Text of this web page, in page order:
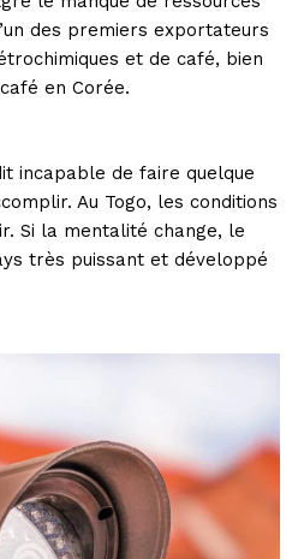
des premiers exportateurs
et de café, bien
en Corée.
incapable de faire quelque
Au Togo, les conditions
Si la mentalité change, le
très puissant et développé